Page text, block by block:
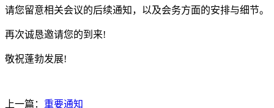
请您留意相关会议的后续通知，以及会务方面的安排与细节。
再次诚恳邀请您的到来!
敬祝蓬勃发展!
上一篇： 重要通知